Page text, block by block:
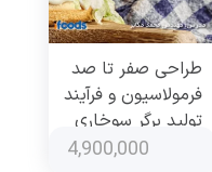
طراحی صفر تا صد
فرمولاسیون و فرآیند
تولید برگر سوخاری
4,900,000